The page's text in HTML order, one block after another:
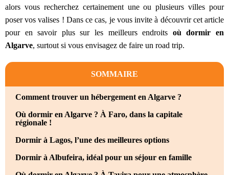
alors vous recherchez certainement une ou plusieurs villes pour
poser vos valises ! Dans ce cas, je vous invite à découvrir cet article
pour en savoir plus sur les meilleurs endroits où dormir en
Algarve, surtout si vous envisagez de faire un road trip.
SOMMAIRE
Comment trouver un hébergement en Algarve ?
Où dormir en Algarve ? À Faro, dans la capitale
régionale !
Dormir à Lagos, l’une des meilleures options
Dormir à Albufeira, idéal pour un séjour en famille